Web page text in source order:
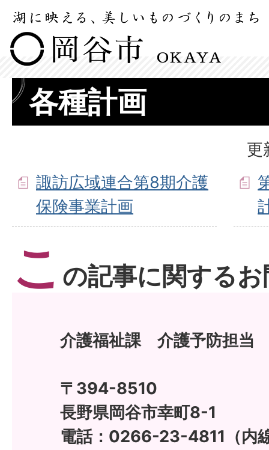
各種計画
更
諏訪広域連合第8期介護
保険事業計画
こ の記事に関する
介護福祉課 介護予防担当
〒394-8510
長野県岡谷市幸町8-1
電話：0266-23-4811（内